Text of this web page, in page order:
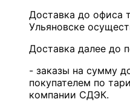
Доставка до офиса
Ульяновске
Доставка далее до
- заказы на сумму
покупателем по
компании СДЭК.